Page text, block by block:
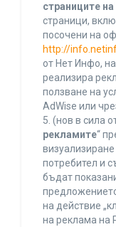
страниците
страници,
посочени на
http://
от Нет Инфо,
реализира
ползване на
AdWise или
5. (нов в сила
рекламите“
потребител и
бъдат
предложението
на действие
на реклама на